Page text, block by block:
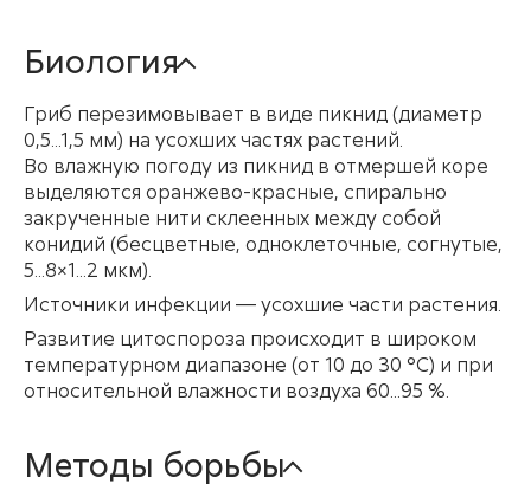
Биология
Гриб перезимовывает в виде пикнид (диаметр
0,5...1,5 мм) на усохших частях растений.
Во влажную погоду из пикнид в отмершей коре
выделяются оранжево-красные, спирально
закрученные нити склеенных между собой
конидий (бесцветные, одноклеточные, согнутые,
5...8×1...2 мкм).
Источники инфекции — усохшие части растения.
Развитие цитоспороза происходит в широком
температурном диапазоне (от 10 до 30 °С) и при
относительной влажности воздуха 60...95 %.
Методы борьбы